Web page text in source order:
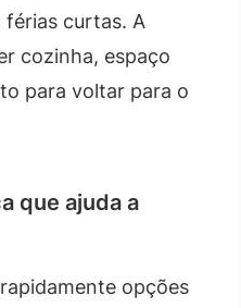
férias curtas. A
cozinha, espaço
para voltar para o
que ajuda a
opções